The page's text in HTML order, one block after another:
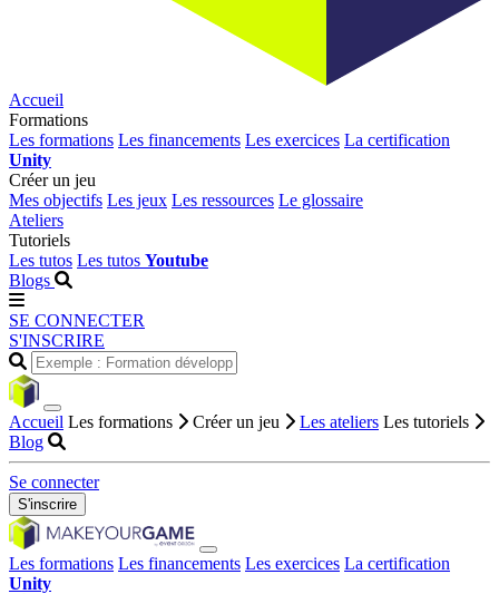
Accueil
Formations
Les formations Les financements Les exercices La certification
Unity
Créer un jeu
Mes objectifs Les jeux Les ressources Le glossaire
Ateliers
Tutoriels
Les tutos Les tutos Youtube
Blogs
SE CONNECTER
S'INSCRIRE
Accueil Les formations Créer un jeu Les ateliers Les tutoriels
Blog
Se connecter
S'inscrire
Les formations Les financements Les exercices La certification
Unity